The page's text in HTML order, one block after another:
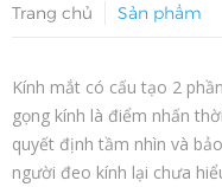
Trang chủ Sản phẩm
Kính mắt có cấu tạo 2
gọng kính là điểm nhấn
quyết định tầm nhìn và
người đeo kính lại chưa